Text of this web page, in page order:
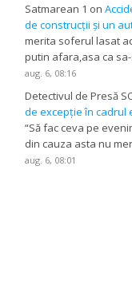
Satmarean 1 on
de construcții și un
merita soferul lasat
putin afara,asa ca
aug. 6, 08:16
Detectivul de Presă
de excepție în cadrul
“Să fac ceva pe
din cauza asta nu
aug. 6, 08:01